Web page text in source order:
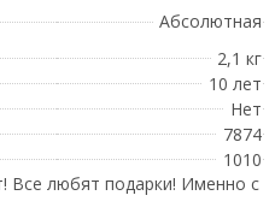
Абсолютная
2,1 кг
10 лет
Нет
7874
1010
Все любят подарки! Именно с